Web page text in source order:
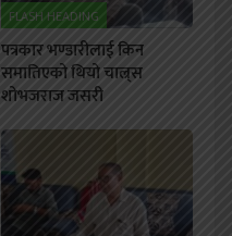
FLASH HEADING
पत्रकार भण्डारीलाई किन
समातिएको थियो चाल्र्स
शोभजराज जसरी